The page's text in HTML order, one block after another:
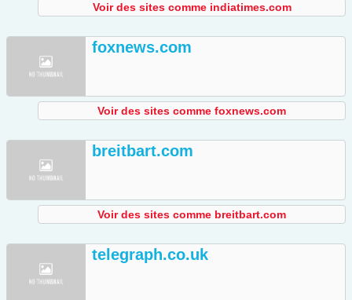
Voir des sites comme indiatimes.com
foxnews.com
Voir des sites comme foxnews.com
breitbart.com
Voir des sites comme breitbart.com
telegraph.co.uk